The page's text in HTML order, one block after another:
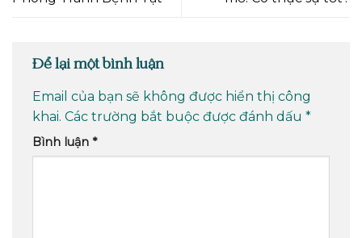
Để lại một bình luận
Email của bạn sẽ không được hiển thị công
khai. Các trường bắt buộc được đánh dấu *
Bình luận *